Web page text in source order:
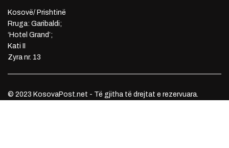
Kosovë/ Prishtinë
Rruga: Garibaldi;
‘Hotel Grand’;
Kati II
Zyra nr. 13
© 2023 KosovaPost.net - Të gjitha të drejtat e rezervuara.